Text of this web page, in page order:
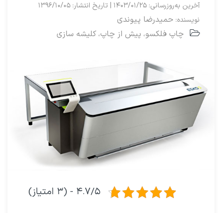
آخرین به‌روزرسانی: ۱۴۰۳/۰۱/۲۵ | تاریخ انتشار: ۱۳۹۶/۱۰/۰۵
نویسنده: حمیدرضا پیوندی
چاپ فلکسو، پیش از چاپ، کلیشه سازی
۴.۷/۵ - (۳ امتیاز)